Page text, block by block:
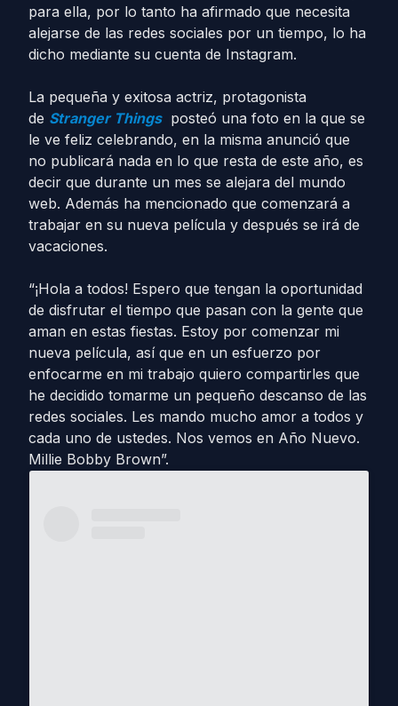
para ella, por lo tanto ha afirmado que necesita
alejarse de las redes sociales por un tiempo, lo ha
dicho mediante su cuenta de Instagram.
La pequeña y exitosa actriz, protagonista
de Stranger Things posteó una foto en la que se
le ve feliz celebrando, en la misma anunció que
no publicará nada en lo que resta de este año, es
decir que durante un mes se alejara del mundo
web. Además ha mencionado que comenzará a
trabajar en su nueva película y después se irá de
vacaciones.
“¡Hola a todos! Espero que tengan la oportunidad
de disfrutar el tiempo que pasan con la gente que
aman en estas fiestas. Estoy por comenzar mi
nueva película, así que en un esfuerzo por
enfocarme en mi trabajo quiero compartirles que
he decidido tomarme un pequeño descanso de las
redes sociales. Les mando mucho amor a todos y
cada uno de ustedes. Nos vemos en Año Nuevo.
Millie Bobby Brown”.